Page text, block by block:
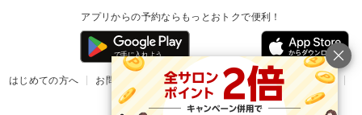
アプリからの予約ならもっとおトクで便利！
はじめての方へ お問い合わせ ヘルプ リリース情報
利用規約
掲載ご希望のサロン様